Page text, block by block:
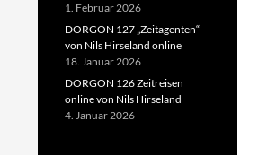
1. Februar 2026
DORGON 127 „Zeitagenten“
von Nils Hirseland online
18. Januar 2026
DORGON 126 Zeitreisen
online von Nils Hirseland
4. Januar 2026